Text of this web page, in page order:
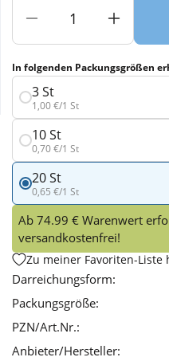
Wellness
In folgenden Packungsgrößen
3 St
1,00 €/1 St
10 St
0,70 €/1 St
20 St
0,65 €/1 St
Ab 74.99 € Warenwert
versandkostenfrei!
Zu meiner Favoriten-Liste
Darreichungsform:
Packungsgröße:
PZN/Art.Nr.:
Anbieter/Hersteller: